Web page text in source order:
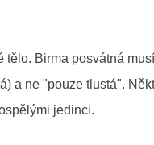
tělo. Birma posvátná
a ne "pouze tlustá".
jedinci.